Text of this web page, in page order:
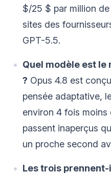
$/25 $ par million
sites des
GPT-5.5.
Quel modèle est
? Opus 4.8 est
pensée adaptative,
environ 4 fois
passent inaperçus
un proche second
Les trois